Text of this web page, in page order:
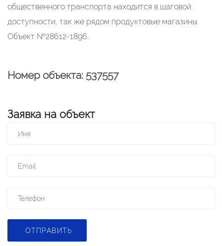
общественного транспорта находится в шаговой
доступности, так же рядом продуктовые магазины.
Объект №28612-1896.
Номер объекта: 537557
Заявка на объект
ОТПРАВИТЬ